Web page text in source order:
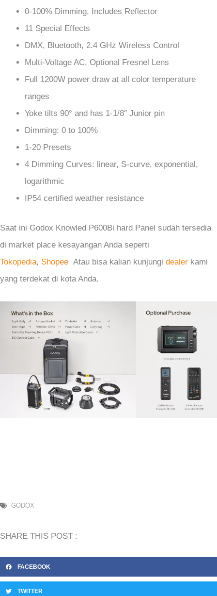
0-100% Dimming, Includes Reflector
11 Special Effects
DMX, Bluetooth, 2.4 GHz Wireless Control
Multi-Voltage AC, Optional Fresnel Lens
Full 1200W power draw at all color temperature
ranges
Yoke tilts 90° and has 1-1/8″ Junior pin
Dimming: 0 to 100%
1-20 Presets
4 Dimming Curves: linear, S-curve, exponential,
logarithmic
IP54 certified weather resistance
Saat ini Godox Knowled P600Bi hard Panel sudah tersedia
di market place kesayangan Anda seperti
Tokopedia, Shopee Atau bisa kalian kunjungi dealer kami
yang terdekat di kota Anda.
GODOX
SHARE THIS POST :
FACEBOOK
TWITTER